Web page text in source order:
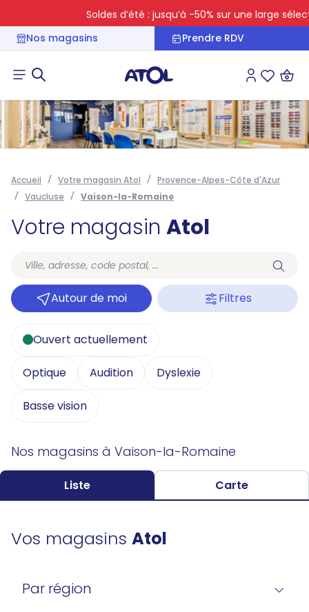
Soldes d’été : jusqu’à -50% sur une large
Nos magasins
Prendre RDV
Connexion
Accueil Votre magasin Atol
Provence-Alpes-Côte d'Azur
Vaucluse
Vaison-la-Romaine
Votre magasin Atol
Autour de moi Filtres
Ouvert actuellement
Optique Audition Dyslexie
Basse vision
Nos magasins à Vaison-la-Romaine
Liste Carte
Vos magasins Atol
Par région